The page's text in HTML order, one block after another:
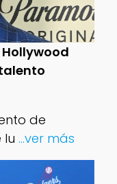
Hollywood
de
lu ...ver más